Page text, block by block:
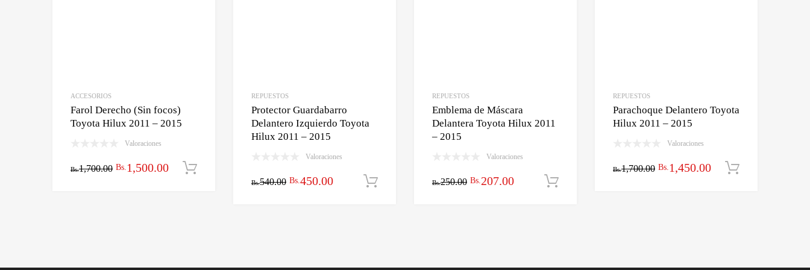
ACCESORIOS
Farol Derecho (Sin focos)
Toyota Hilux 2011 – 2015
Valoraciones
Bs.1,700.00 El
Bs.1,500.00El
REPUESTOS
Protector Guardabarro
Delantero Izquierdo Toyota
Hilux 2011 – 2015
Valoraciones
Bs.540.00 El
Bs.450.00El
Añadir al carrito
REPUESTOS
Emblema de Máscara
Delantera Toyota Hilux 2011
– 2015
Valoraciones
Bs.250.00 El
Bs.207.00El
REPUESTOS
Parachoque Delantero Toyota
Hilux 2011 – 2015
Valoraciones
Bs.1,700.00 El
Bs.1,450.00El